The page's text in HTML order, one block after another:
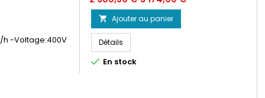
h -Voltage:400V
base
 Ajouter au panier
Détails
 En stock